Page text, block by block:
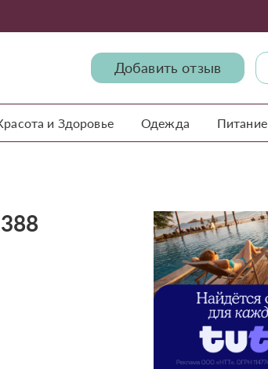
Добавить отзыв
и Здоровье Одежда Питание